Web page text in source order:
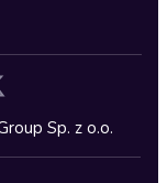
Sp. z o.o.